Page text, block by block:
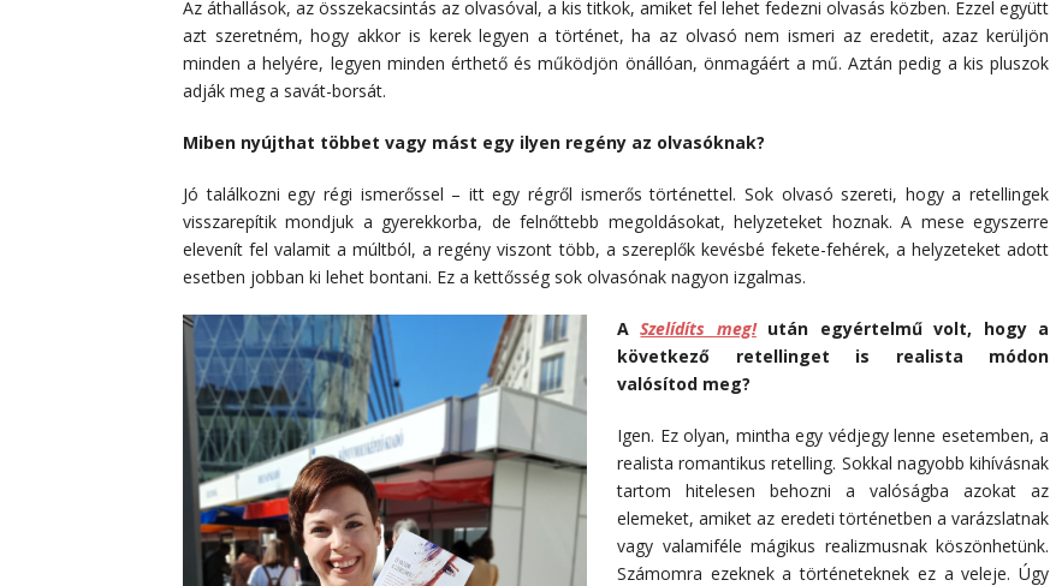
Az áthallások, az összekacsintás az olvasóval, a kis titkok, amiket fel lehet fedezni olvasás közben. Ezzel együtt
azt szeretném, hogy akkor is kerek legyen a történet, ha az olvasó nem ismeri az eredetit, azaz kerüljön
minden a helyére, legyen minden érthető és működjön önállóan, önmagáért a mű. Aztán pedig a kis pluszok
adják meg a savát-borsát.
Miben nyújthat többet vagy mást egy ilyen regény az olvasóknak?
Jó találkozni egy régi ismerőssel – itt egy régről ismerős történettel. Sok olvasó szereti, hogy a retellingek
visszarepítik mondjuk a gyerekkorba, de felnőttebb megoldásokat, helyzeteket hoznak. A mese egyszerre
elevenít fel valamit a múltból, a regény viszont több, a szereplők kevésbé fekete-fehérek, a helyzeteket adott
esetben jobban ki lehet bontani. Ez a kettősség sok olvasónak nagyon izgalmas.
ASzelídíts meg!után egyértelmű volt, hogy a
következő retellinget is realista módon
valósítod meg?
Igen. Ez olyan, mintha egy védjegy lenne esetemben, a
realista romantikus retelling. Sokkal nagyobb kihívásnak
tartom hitelesen behozni a valóságba azokat az
elemeket, amiket az eredeti történetben a varázslatnak
vagy valamiféle mágikus realizmusnak köszönhetünk.
Számomra ezeknek a történeteknek ez a veleje. Úgy